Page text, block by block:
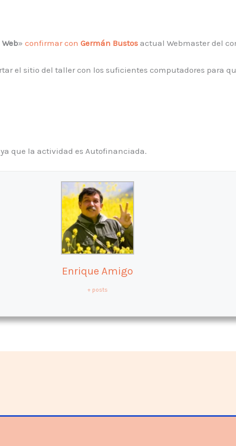
» confirmar con Germán Bustos actual Webmaster del
el sitio del taller con los suficientes computadores para
que la actividad es Autofinanciada.
Enrique Amigo
+ posts